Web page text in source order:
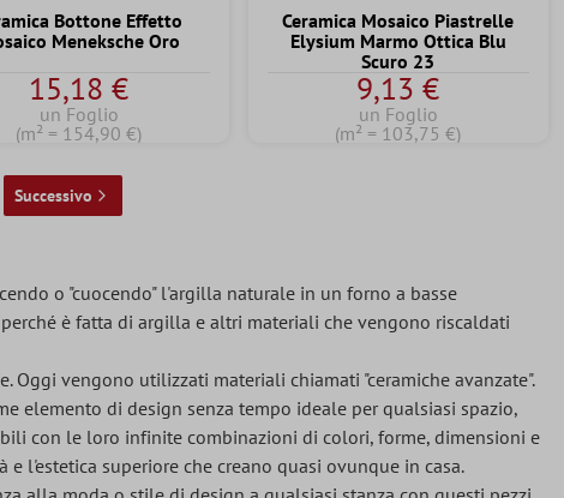
Bottone Effetto
Meneksche Oro
15,18 €
un Foglio
(m² = 154,90 €)
Ceramica Mosaico Piastrelle
Elysium Marmo Ottica Blu
Scuro 23
9,13 €
un Foglio
(m² = 103,75 €)
Successivo
o "cuocendo" l'argilla naturale in un forno a basse
è fatta di argilla e altri materiali che vengono riscaldati
vengono utilizzati materiali chiamati "ceramiche avanzate".
elemento di design senza tempo ideale per qualsiasi spazio,
con le loro infinite combinazioni di colori, forme, dimensioni e
l'estetica superiore che creano quasi ovunque in casa.